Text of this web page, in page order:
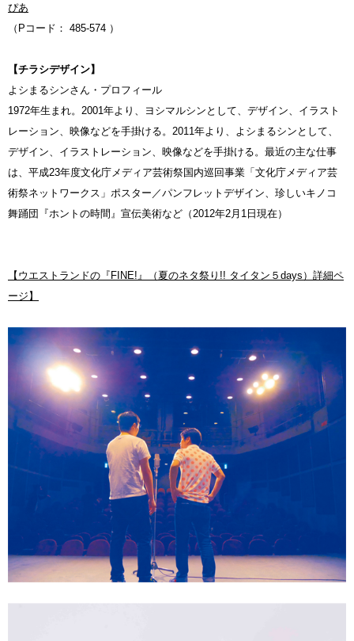
ぴあ
（Pコード： 485-574 ）
【チラシデザイン】
よシまるシンさん・プロフィール
1972年生まれ。2001年より、ヨシマルシンとして、デザイン、イラスト
レーション、映像などを手掛ける。2011年より、よシまるシンとして、
デザイン、イラストレーション、映像などを手掛ける。最近の主な仕事
は、平成23年度文化庁メディア芸術祭国内巡回事業「文化庁メディア芸
術祭ネットワークス」ポスター／パンフレットデザイン、珍しいキノコ
舞踊団『ホントの時間』宣伝美術など（2012年2月1日現在）
【ウエストランドの『FINE!』（夏のネタ祭り!! タイタン５days）詳細ペ
ージ】